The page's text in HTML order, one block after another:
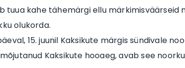
tuua kahe tähemärgi ellu märkimisväärseid
olukorda.
15. juunil Kaksikute märgis sündivale
Kaksikute hooaeg, avab see